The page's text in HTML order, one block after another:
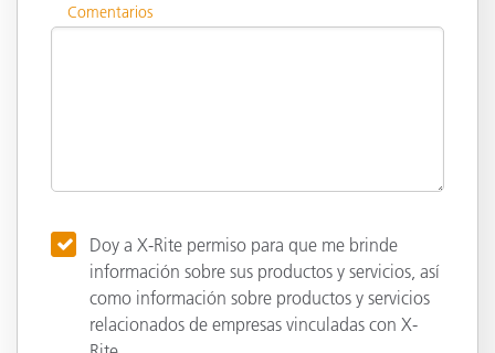
Comentarios
Doy a X-Rite permiso para que me brinde
información sobre sus productos y servicios, así
como información sobre productos y servicios
relacionados de empresas vinculadas con X-